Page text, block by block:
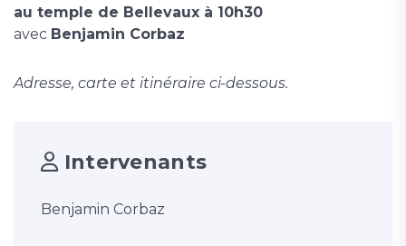
au temple de Bellevaux à 10h30
avec Benjamin Corbaz
Adresse, carte et itinéraire ci-dessous.
Intervenants
Benjamin Corbaz